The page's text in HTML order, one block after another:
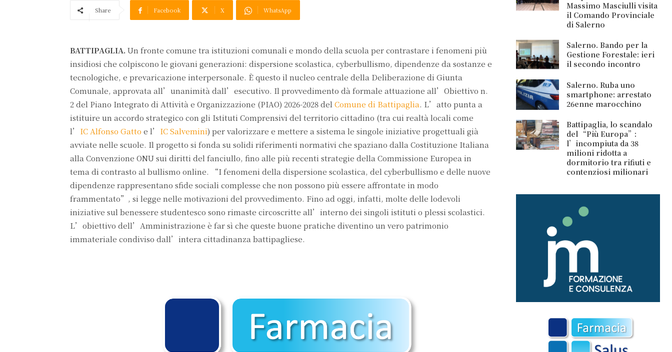
Share Facebook X WhatsApp
BATTIPAGLIA. Un fronte comune tra istituzioni comunali e mondo della scuola per contrastare i fenomeni più
insidiosi che colpiscono le giovani generazioni: dispersione scolastica, cyberbullismo, dipendenze da sostanze e
tecnologiche, e prevaricazione interpersonale. È questo il nucleo centrale della Deliberazione di Giunta
Comunale, approvata all’unanimità dall’esecutivo. Il provvedimento dà formale attuazione all’Obiettivo n.
2 del Piano Integrato di Attività e Organizzazione (PIAO) 2026-2028 del Comune di Battipaglia. L’atto punta a
istituire un accordo strategico con gli Istituti Comprensivi del territorio cittadino (tra cui realtà locali come
l’ IC Alfonso Gatto e l’ IC Salvemini) per valorizzare e mettere a sistema le singole iniziative progettuali già
avviate nelle scuole. Il progetto si fonda su solidi riferimenti normativi che spaziano dalla Costituzione Italiana
alla Convenzione ONU sui diritti del fanciullo, fino alle più recenti strategie della Commissione Europea in
tema di contrasto al bullismo online. “I fenomeni della dispersione scolastica, del cyberbullismo e delle nuove
dipendenze rappresentano sfide sociali complesse che non possono più essere affrontate in modo
frammentato”, si legge nelle motivazioni del provvedimento. Fino ad oggi, infatti, molte delle lodevoli
iniziative sul benessere studentesco sono rimaste circoscritte all’interno dei singoli istituti o plessi scolastici.
L’obiettivo dell’Amministrazione è far sì che queste buone pratiche diventino un vero patrimonio
immateriale condiviso dall’intera cittadinanza battipagliese.
Massimo Masciulli visita
il Comando Provinciale
di Salerno
Salerno. Bando per la
Gestione Forestale: ieri
il secondo incontro
Salerno. Ruba uno
smartphone: arrestato
26enne marocchino
Battipaglia, lo scandalo
del “Più Europa”:
l’incompiuta da 38
milioni ridotta a
dormitorio tra rifiuti e
contenziosi milionari